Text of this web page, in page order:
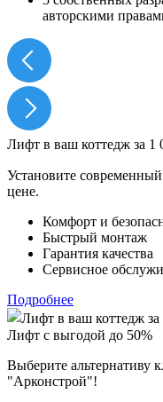
авторскими
Лифт в ваш коттедж за 1
Установите
цене.
Комфорт и
Быстрый монтаж
Гарантия качества
Сервисное
Подробнее
Лифт с выгодой до 50%
Выберите альтернативу
"Арконстрой"!